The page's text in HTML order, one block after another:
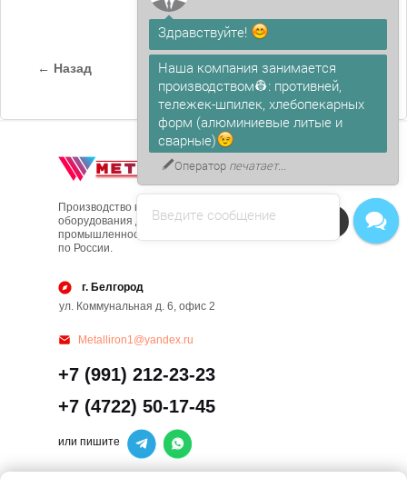
← Назад Далее →
Производство вспомогательного
оборудования для пищевой
промышленности. С доставкой
по России.
г. Белгород
ул. Коммунальная д. 6, офис 2
+7 (991) 212-23-23
Metalliron1@yandex.ru
или пишите
+7 (4722) 50-17-45
Напишите в чат!
Введите сообщение
Здравствуйте!
Наша компания занимается
производством👷: противней,
тележек-шпилек, хлебопекарных
форм (алюминиевые литые и
сварные)
Оператор печатает...